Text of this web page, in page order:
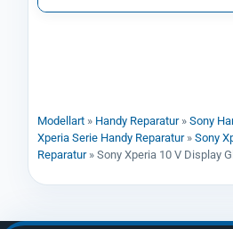
Modellart » Handy Reparatur» Sony
Xperia Serie Handy Reparatur» Sony
Reparatur» Sony Xperia 10 V Display